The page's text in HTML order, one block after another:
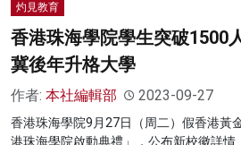
灼見教育
香港珠海學院學生突破1500
冀後年升格大學
作者: 本社編輯部 2023-09-27
香港珠海學院9月27日（周二）假香港黃
港珠海學院啟動典禮」，公布新校徽詳情